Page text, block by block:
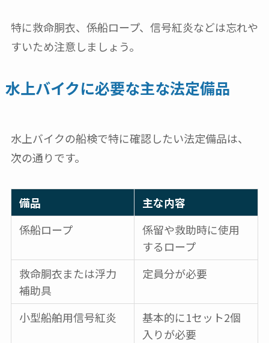
特に救命胴衣、係船ロープ、信号紅炎などは忘れや
すいため注意しましょう。
水上バイクに必要な主な法定備品
水上バイクの船検で特に確認したい法定備品は、
次の通りです。
備品
主な内容
係船ロープ
係留や救助時に使用
するロープ
救命胴衣または浮力
補助具
定員分が必要
小型船舶用信号紅炎
基本的に1セット2個
入りが必要